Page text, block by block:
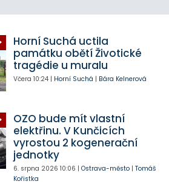
Horní Suchá uctila
památku obětí Životické
tragédie u muralu
Včera 10:24| Horní Suchá | Bára Kelnerová
OZO bude mít vlastní
elektřinu. V Kunčicích
vyrostou 2 kogenerační
jednotky
6. srpna 2026 10:06 | Ostrava-město| Tomáš
Kořistka